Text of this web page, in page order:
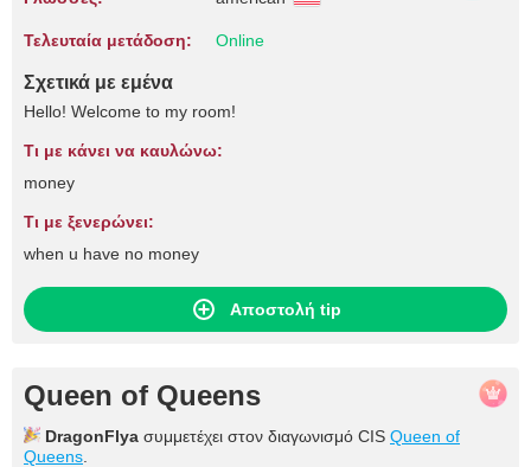
Τελευταία μετάδοση: Online
Σχετικά με εμένα
Hello! Welcome to my room!
Τι με κάνει να καυλώνω:
money
Τι με ξενερώνει:
when u have no money
Αποστολή tip
Queen of Queens
DragonFlya συμμετέχει στον διαγωνισμό CIS Queen of
Queens